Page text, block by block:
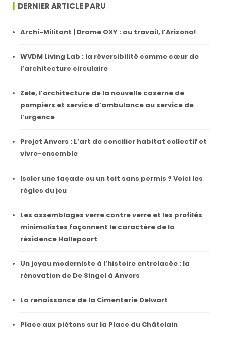
DERNIER ARTICLE PARU
Archi-Militant | Drame OXY : au travail, l’Arizona!
WVDM Living Lab : la réversibilité comme cœur de
l’architecture circulaire
Zele, l’architecture de la nouvelle caserne de
pompiers et service d’ambulance au service de
l’urgence
Projet Anvers : L’art de concilier habitat collectif et
vivre-ensemble
Isoler une façade ou un toit sans permis ? Voici les
règles du jeu
Les assemblages verre contre verre et les profilés
minimalistes façonnent le caractère de la
résidence Hallepoort
Un joyau moderniste à l’histoire entrelacée : la
rénovation de De Singel à Anvers
La renaissance de la Cimenterie Delwart
Place aux piétons sur la Place du Châtelain